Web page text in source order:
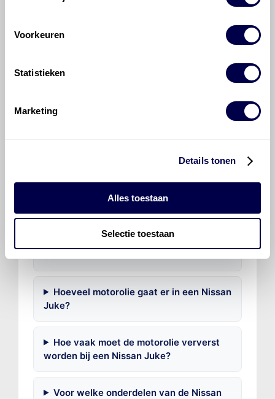
Voorkeuren
Statistieken
Marketing
Details tonen
Alles toestaan
Selectie toestaan
Transaxle, handgeschakeld
Inhoud 2 liter
Veelgestelde vragen over
de Nissan Juke
Hoeveel motorolie gaat er in een Nissan
Juke?
Hoe vaak moet de motorolie ververst
worden bij een Nissan Juke?
Voor welke onderdelen van de Nissan